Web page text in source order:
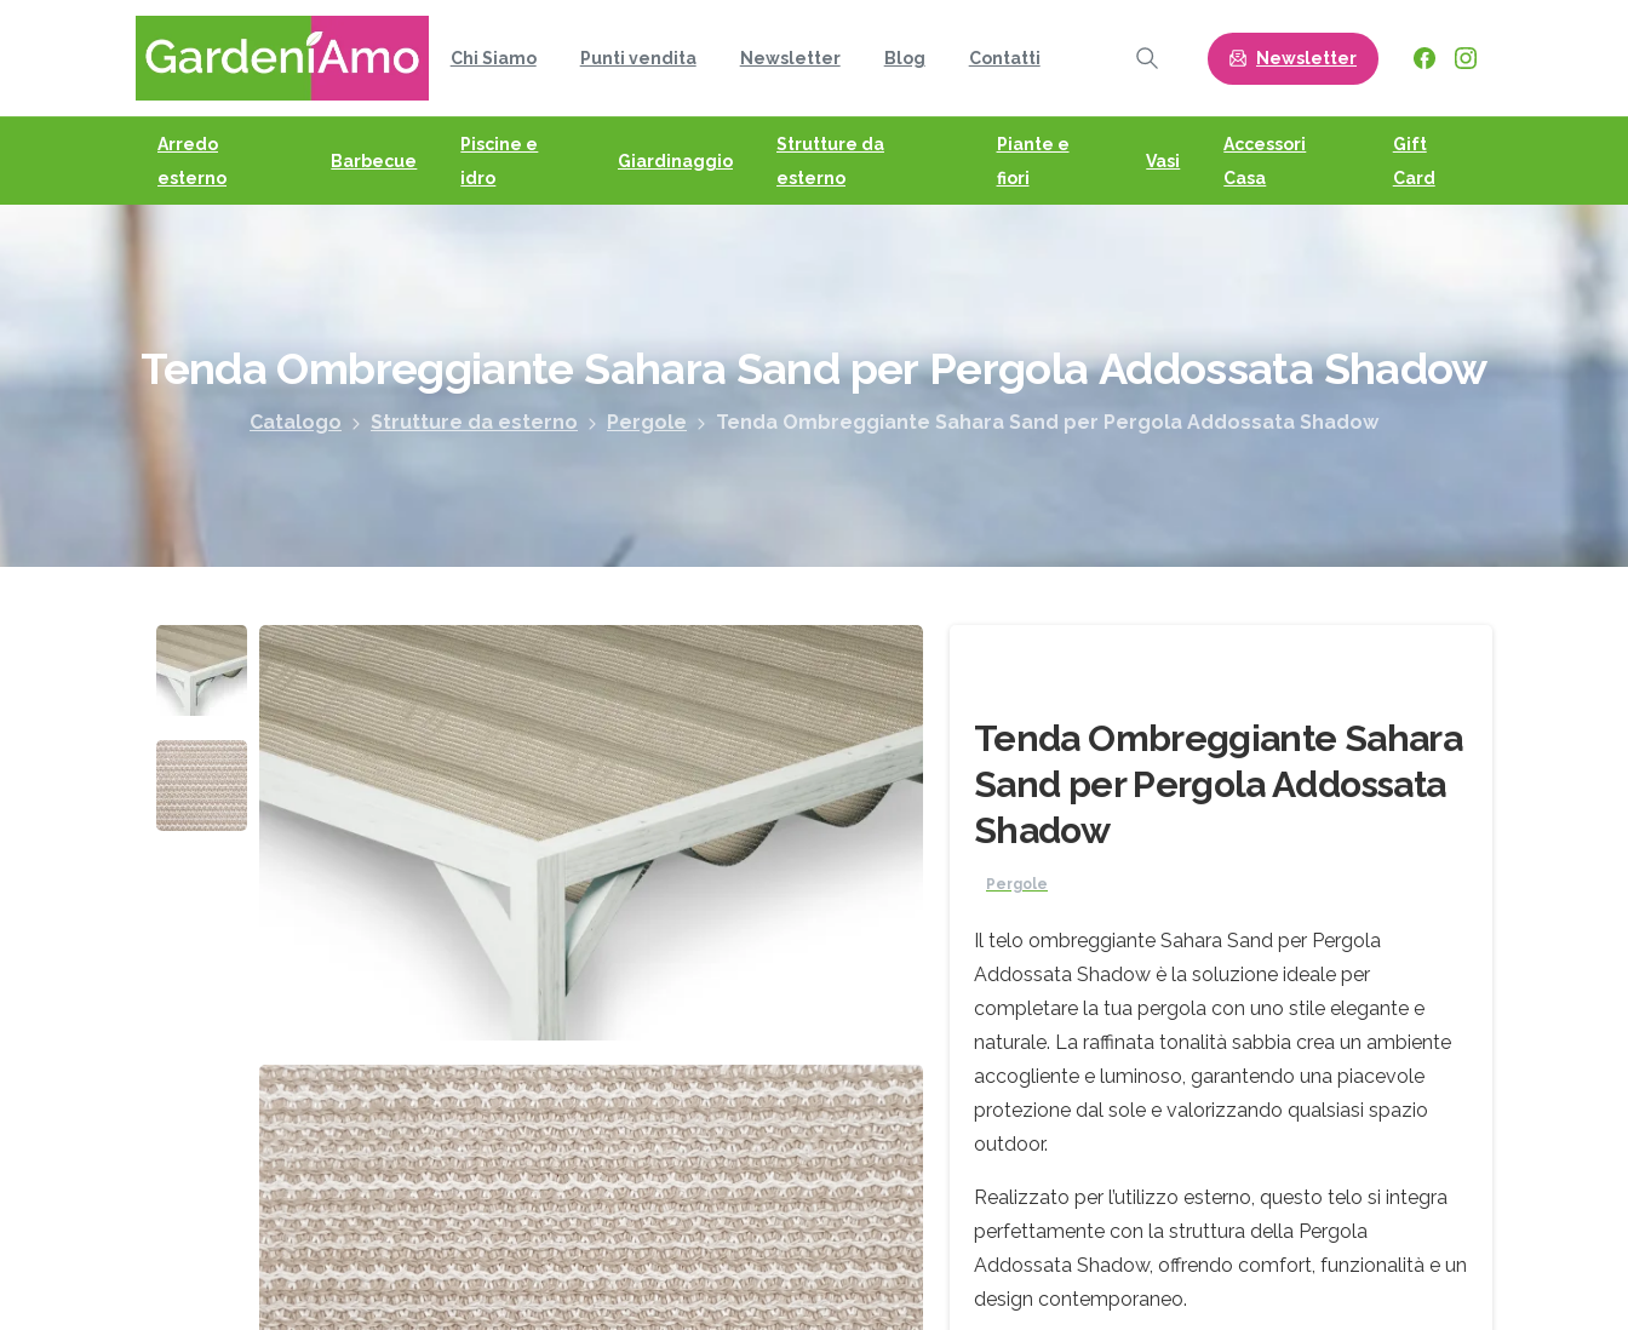
Chi Siamo Punti vendita Newsletter Blog Contatti
Search
Newsletter
Arredo
esterno
Barbecue
Piscine e
idro
Giardinaggio
Strutture da
esterno
Piante e
fiori
Vasi
Accessori
Casa
Gift
Card
TendaOmbreggianteSaharaSandperPergolaAddossataShadow
Catalogo Strutture da esterno Pergole Tenda Ombreggiante Sahara Sand per Pergola Addossata Shadow
Tenda Ombreggiante Sahara
Sand per Pergola Addossata
Shadow
Pergole
Il telo ombreggiante Sahara Sand per Pergola
Addossata Shadow è la soluzione ideale per
completare la tua pergola con uno stile elegante e
naturale. La raffinata tonalità sabbia crea un ambiente
accogliente e luminoso, garantendo una piacevole
protezione dal sole e valorizzando qualsiasi spazio
outdoor.
Realizzato per l’utilizzo esterno, questo telo si integra
perfettamente con la struttura della Pergola
Addossata Shadow, offrendo comfort, funzionalità e un
design contemporaneo.